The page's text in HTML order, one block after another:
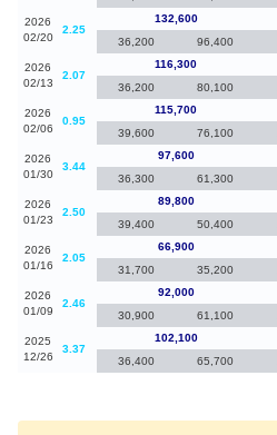
2026
02/20
2.25
132,600
36,200
96,400
2026
02/13
2.07
116,300
36,200
80,100
2026
02/06
0.95
115,700
39,600
76,100
2026
01/30
3.44
97,600
36,300
61,300
2026
01/23
2.50
89,800
39,400
50,400
2026
01/16
2.05
66,900
31,700
35,200
2026
01/09
2.46
92,000
30,900
61,100
2025
12/26
3.37
102,100
36,400
65,700